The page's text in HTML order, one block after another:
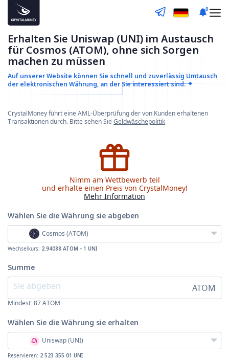
0
Erhalten Sie Uniswap (UNI) im Austausch
für Cosmos (ATOM), ohne sich Sorgen
machen zu müssen
Auf unserer Website können Sie schnell und zuverlässig Umtausch
der elektronischen Währung, an der Sie interessiert sind.
CrystalMoney führt eine AML-Überprüfung der von Kunden erhaltenen
Transaktionen durch. Bitte sehen SieGeldwäschepolitik
Nimm am Wettbewerb teil
und erhalte einen Preis von CrystalMoney!
Mehr Information
Wählen Sie die Währung sie abgeben
Cosmos (ATOM)
Wechselkurs: 2.94088 ATOM - 1 UNI
Summe
ATOM
Mindest:87ATOM
Wählen Sie die Währung sie erhalten
Uniswap (UNI)
Reservieren: 2 523 355.01 UNI